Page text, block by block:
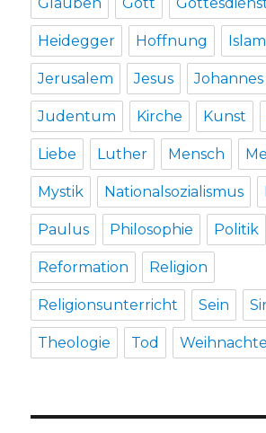
Heidegger Hoffnung Islam
Jerusalem Jesus Johannes
Judentum Kirche Kunst
Liebe Luther Mensch
Mystik Nationalsozialismus
Paulus Philosophie Politik
Reformation Religion
Religionsunterricht Sein
Theologie Tod